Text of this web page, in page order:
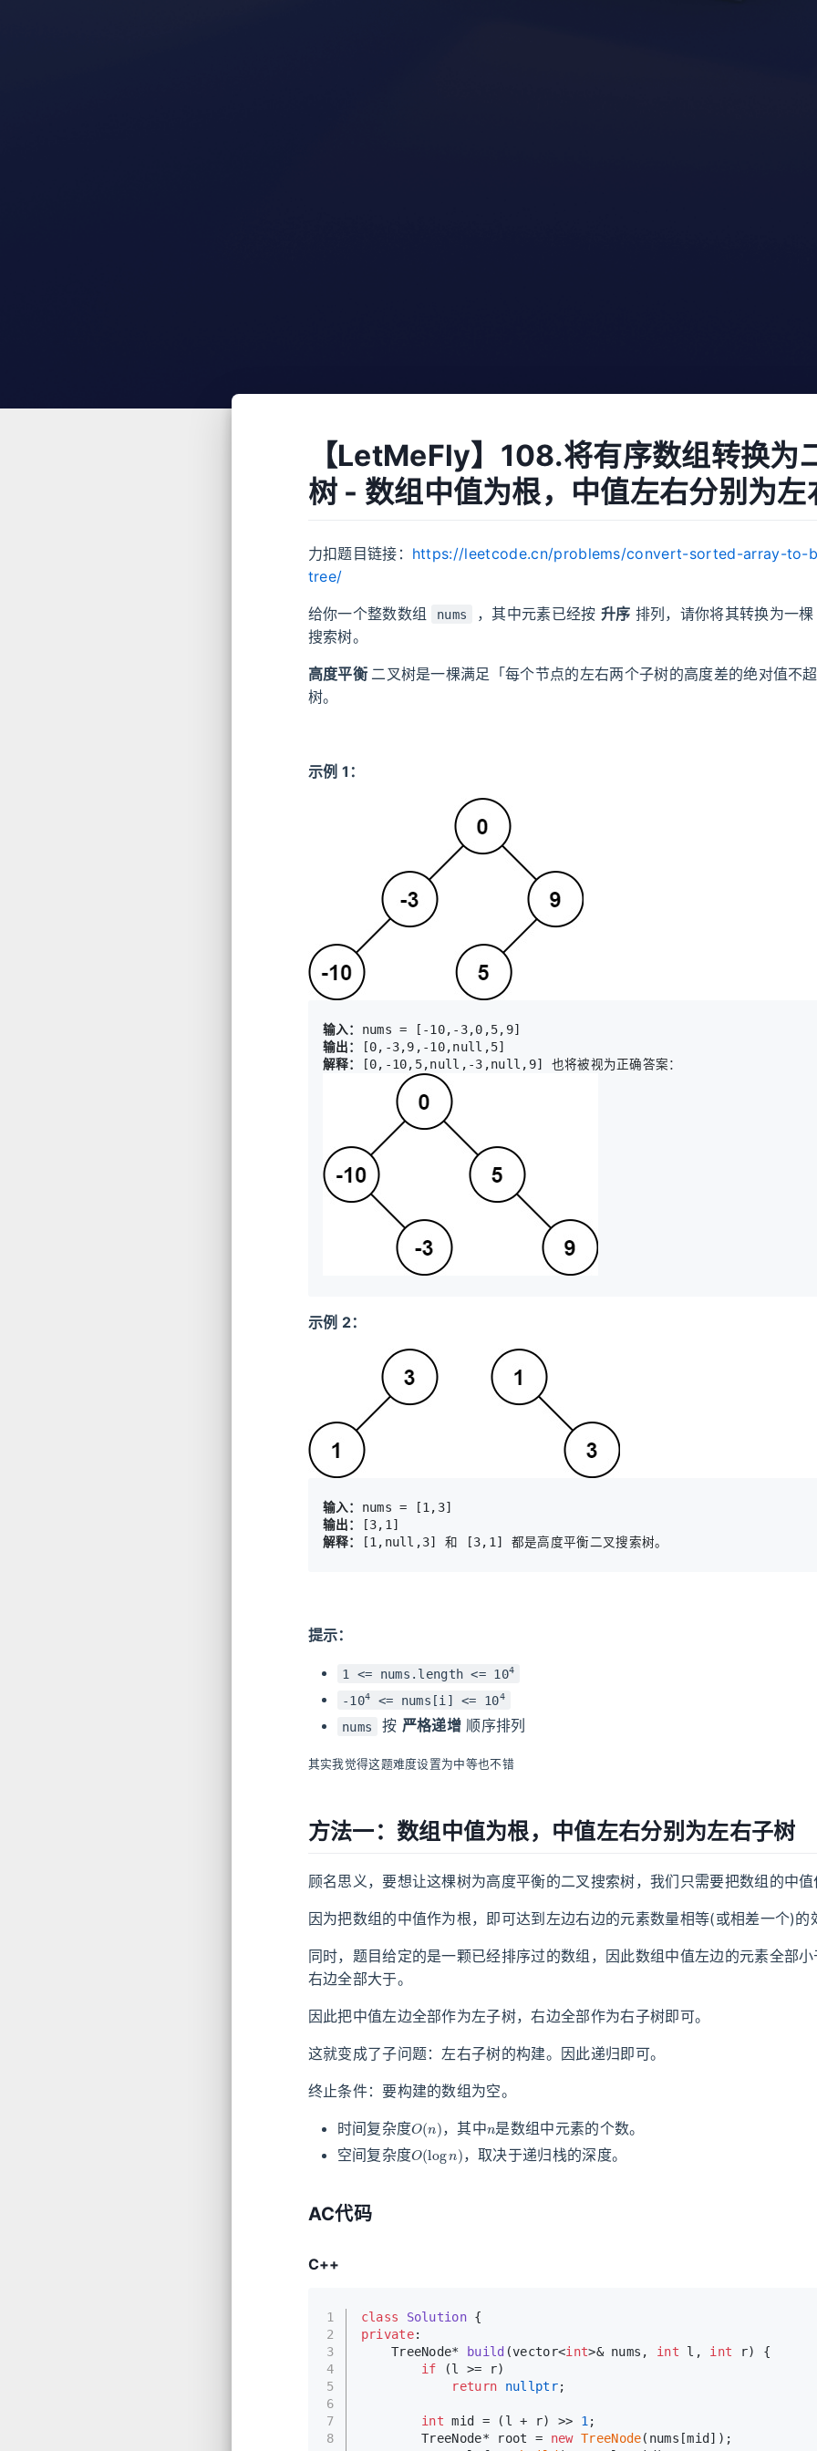
【LetMeFly】108.将有序数组转换为
树 - 数组中值为根，中值左右分别为左
力扣题目链接： https://leetcode.cn/problems/convert-sorted-array-to-
tree/
给你一个整数数组 nums ，其中元素已经按 升序 排列，请你将其转换为一
搜索树。
高度平衡 二叉树是一棵满足「每个节点的左右两个子树的高度差的绝对值不
树。
示例 1：
输入：
输出：
解释：
示例 2：
输入：
输出：
解释：
提示：
1 <= nums.length <= 104
-104 <= nums[i] <= 104
nums 按 严格递增 顺序排列
其实我觉得这题难度设置为中等也不错
方法一：数组中值为根，中值左右分别为左右子树
顾名思义，要想让这棵树为高度平衡的二叉搜索树，我们只需要把数组的中
因为把数组的中值作为根，即可达到左边右边的元素数量相等(或相差一个)的
同时，题目给定的是一颗已经排序过的数组，因此数组中值左边的元素全部
右边全部大于。
因此把中值左边全部作为左子树，右边全部作为右子树即可。
这就变成了子问题：左右子树的构建。因此递归即可。
终止条件：要构建的数组为空。
时间复杂度 ，其中 是数组中元素的个数。
空间复杂度
O (log n)
，取决于递归栈的深度。
AC代码
C++
1
2
3
4
5
6
7
8
class Solution {
private:
TreeNode*
build (vector<int>& nums, int l, int r)
{
if (l >= r)
return
nullptr;
int mid = (l + r) >> 1 ;
        TreeNode* root =
new TreeNode(nums[mid]);